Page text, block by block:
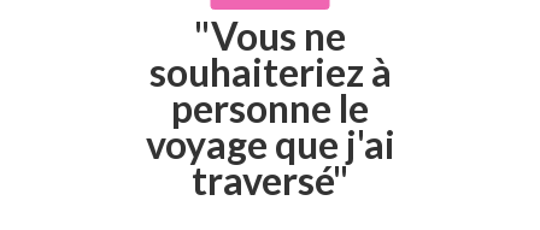
"Vous ne
souhaiteriez à
personne le
voyage que j'ai
traversé"